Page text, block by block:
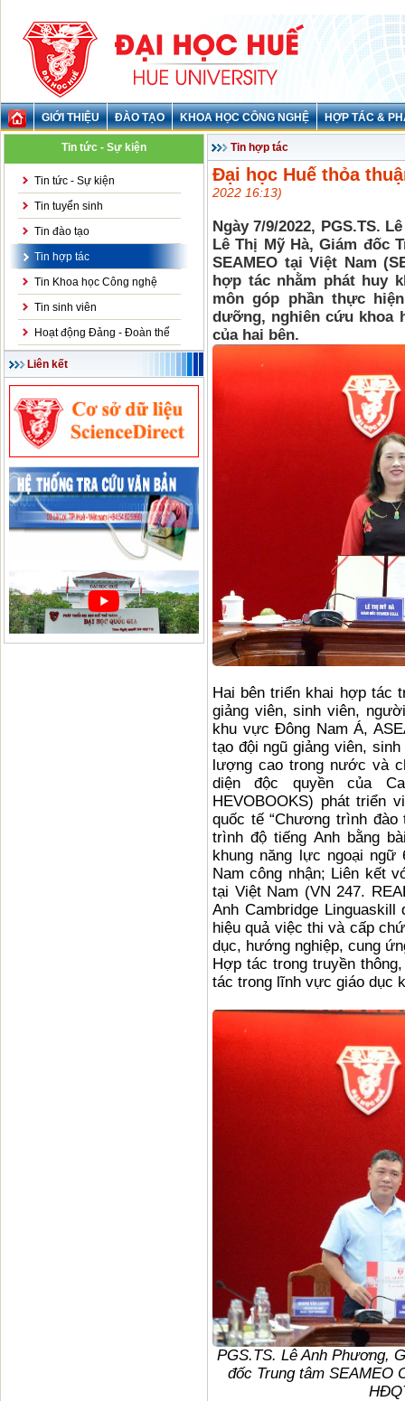
GIỚI THIỆU ĐÀO TẠO KHOA HỌC CÔNG NGHỆ HỢP TÁC &
Tin tức - Sự kiện
Tin tức - Sự kiện
Tin tuyển sinh
Tin đào tạo
Tin hợp tác
Tin Khoa học Công nghệ
Tin sinh viên
Hoạt động Đảng - Đoàn thể
Liên kết
Tin hợp tác
Đại học Huế thỏa
2022 16:13)
Ngày 7/9/2022, PGS.TS.
Lê Thị Mỹ Hà, Giám đốc
SEAMEO tại Việt Nam
hợp tác nhằm phát huy
môn góp phần thực
dưỡng, nghiên cứu khoa
của hai bên.
Hai bên triển khai hợp tác
giảng viên, sinh viên,
khu vực Đông Nam Á,
tạo đội ngũ giảng viên,
lượng cao trong nước và
diện độc quyền của
HEVOBOOKS) phát triển
quốc tế “Chương trình đào
trình độ tiếng Anh bằng
khung năng lực ngoại
Nam công nhận; Liên kết
tại Việt Nam (VN 247.
Anh Cambridge
hiệu quả việc thi và cấp
dục, hướng nghiệp, cung
Hợp tác trong truyền
tác trong lĩnh vực giáo dục
PGS.TS. Lê Anh Phương,
đốc Trung tâm SEAMEO